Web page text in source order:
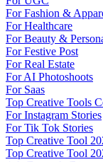
For Fashion &
For Healthcare
For Beauty &
For Festive Post
For Real Estate
For AI Photoshoots
For Saas
Top Creative Tools
For Instagram Stories
For Tik Tok Stories
Top Creative Tool
Top Creative Tool